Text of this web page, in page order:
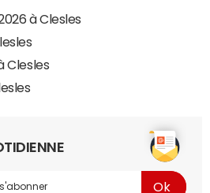
à Clesles
Clesles